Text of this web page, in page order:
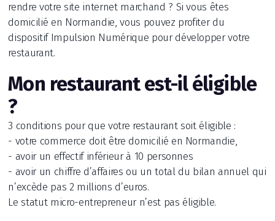
rendre votre site internet marchand ? Si vous êtes
domicilié en Normandie, vous pouvez profiter du
dispositif Impulsion Numérique pour développer votre
restaurant.
Mon restaurant est-il éligible
?
3 conditions pour que votre restaurant soit éligible :
- votre commerce doit être domicilié en Normandie,
- avoir un effectif inférieur à 10 personnes
- avoir un chiffre d’affaires ou un total du bilan annuel qui
n’excède pas 2 millions d’euros.
Le statut micro-entrepreneur n’est pas éligible.